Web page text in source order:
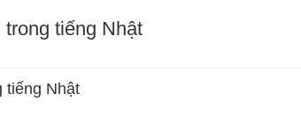
tiếng Nhật
tiếng Nhật